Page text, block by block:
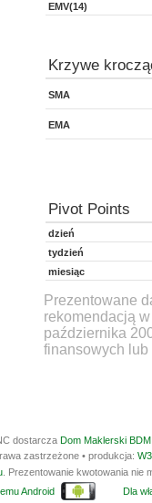
EMV(14)
Krzywe
SMA
EMA
Pivot Points
dzień
tydzień
miesiąc
Prezentowane
rekomendacją
października
finansowych lub
dostarcza Dom Maklerski
zastrzeżone • produkcja:
. Prezentowanie kwotowania
Android Dla